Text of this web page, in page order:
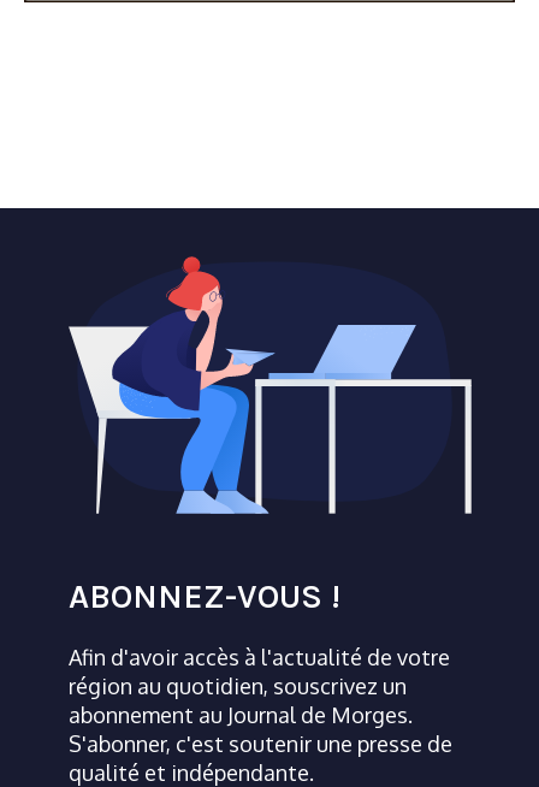
ABONNEZ-VOUS !
Afin d'avoir accès à l'actualité de votre
région au quotidien, souscrivez un
abonnement au Journal de Morges.
S'abonner, c'est soutenir une presse de
qualité et indépendante.